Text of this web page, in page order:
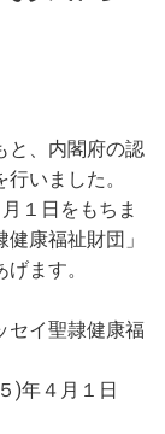
と、内閣府の認
いました。
１日をもちま
康福祉財団」
ます。
聖隷健康福
)年４月１日